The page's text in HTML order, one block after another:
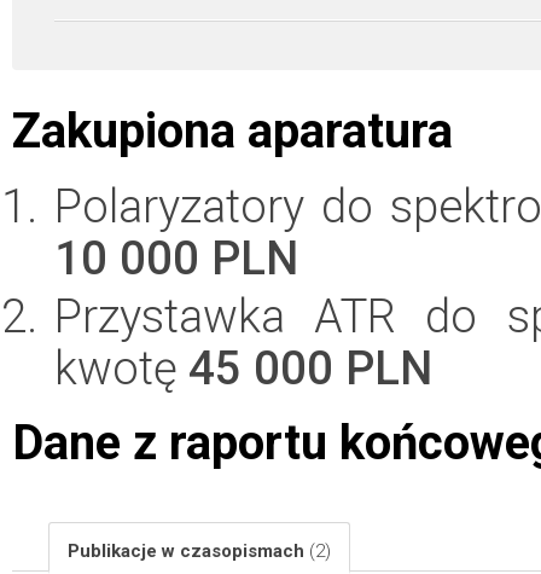
Zakupiona aparatura
Polaryzatory do
10 000 PLN
Przystawka ATR do
kwotę 45 000 PLN
Dane z raportu
Publikacje w czasopismach (2)